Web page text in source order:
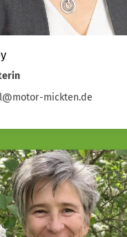
mickten.de